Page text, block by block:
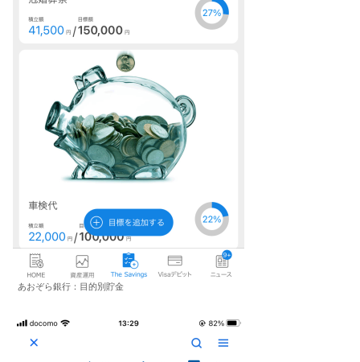
あおぞら銀行：目的別貯金